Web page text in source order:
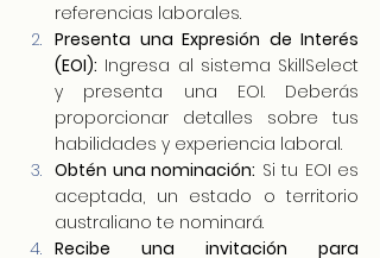
referencias laborales.
Presenta una Expresión de Interés
(EOI): Ingresa al sistema SkillSelect
y presenta una EOI. Deberás
proporcionar detalles sobre tus
habilidades y experiencia laboral.
Obtén una nominación: Si tu EOI es
aceptada, un estado o territorio
australiano te nominará.
Recibe una invitación para